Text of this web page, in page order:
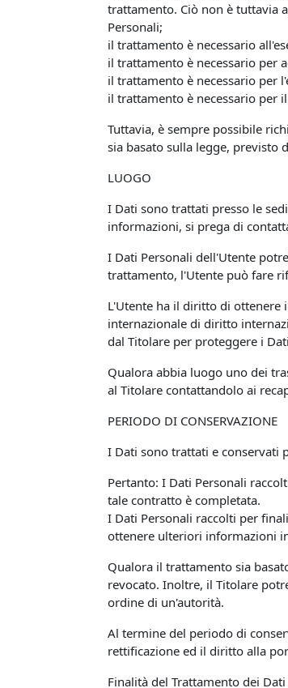
trattamento. Ciò non è tuttavia
Personali;
il trattamento è necessario
il trattamento è necessario per
il trattamento è necessario per
il trattamento è necessario per
Tuttavia, è sempre possibile
sia basato sulla legge, previsto
LUOGO
I Dati sono trattati presso le
informazioni, si prega di
I Dati Personali dell'Utente
trattamento, l'Utente può fare
L'Utente ha il diritto di ottenere
internazionale di diritto
dal Titolare per proteggere i
Qualora abbia luogo uno dei
al Titolare contattandolo ai
PERIODO DI CONSERVAZIONE
I Dati sono trattati e conservati
Pertanto: I Dati Personali
tale contratto è completata.
I Dati Personali raccolti per
ottenere ulteriori informazioni
Qualora il trattamento sia
revocato. Inoltre, il Titolare
ordine di un'autorità.
Al termine del periodo di
rettificazione ed il diritto alla
Finalità del Trattamento dei Dati